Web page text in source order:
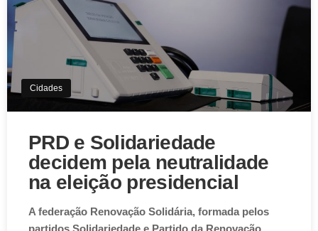
Este website utiliza Cookies. Usamos cookies, garantindo
experiência única em nosso site.
Aceitar
Cidades
PRD e Solidariedade
decidem pela neutralidade
na eleição presidencial
A federação Renovação Solidária, formada pelos
partidos Solidariedade e Partido da Renovação